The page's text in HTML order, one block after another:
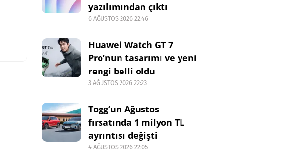
yazılımından çıktı
6 AĞUSTOS 2026 22:46
Huawei Watch GT 7
Pro’nun tasarımı ve yeni
rengi belli oldu
3 AĞUSTOS 2026 22:23
Togg’un Ağustos
fırsatında 1 milyon TL
ayrıntısı değişti
4 AĞUSTOS 2026 22:05